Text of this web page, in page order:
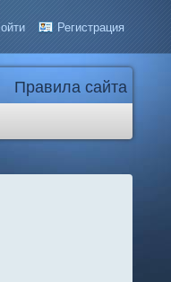
Регистрация
Правила сайта